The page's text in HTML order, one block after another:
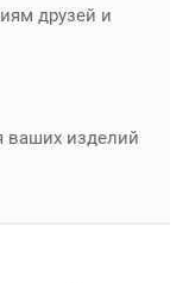
друзей и
ваших изделий